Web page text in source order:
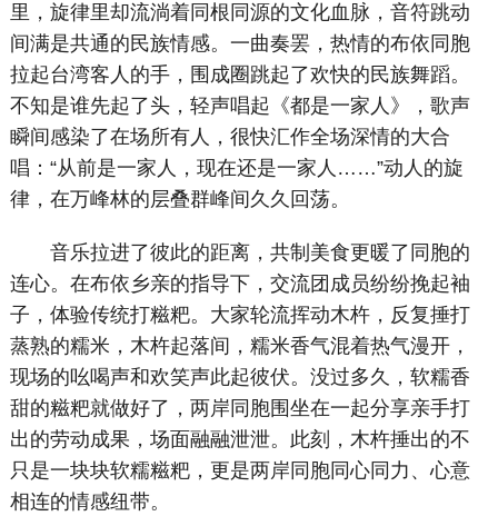
里，旋律里却流淌着同根同源的文化血脉，音符跳动
间满是共通的民族情感。一曲奏罢，热情的布依同胞
拉起台湾客人的手，围成圈跳起了欢快的民族舞蹈。
不知是谁先起了头，轻声唱起《都是一家人》，歌声
瞬间感染了在场所有人，很快汇作全场深情的大合
唱：“从前是一家人，现在还是一家人……”动人的旋
律，在万峰林的层叠群峰间久久回荡。
音乐拉进了彼此的距离，共制美食更暖了同胞的
连心。在布依乡亲的指导下，交流团成员纷纷挽起袖
子，体验传统打糍粑。大家轮流挥动木杵，反复捶打
蒸熟的糯米，木杵起落间，糯米香气混着热气漫开，
现场的吆喝声和欢笑声此起彼伏。没过多久，软糯香
甜的糍粑就做好了，两岸同胞围坐在一起分享亲手打
出的劳动成果，场面融融泄泄。此刻，木杵捶出的不
只是一块块软糯糍粑，更是两岸同胞同心同力、心意
相连的情感纽带。